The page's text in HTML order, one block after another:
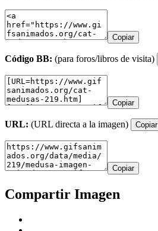
Copiar
Código BB: (para foros/libros de visita)
Copiar
URL: (URL directa a la imagen) Copiar
Copiar
Compartir Imagen